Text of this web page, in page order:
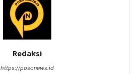
Redaksi
https://posonews.id